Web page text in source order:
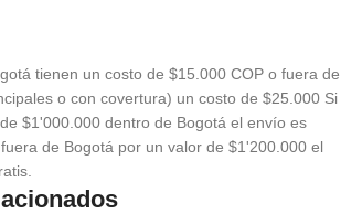
tienen un costo de $15.000 COP o fuera de
o con covertura) un costo de $25.000 Si
$1'000.000 dentro de Bogotá el envío es
de Bogotá por un valor de $1'200.000 el